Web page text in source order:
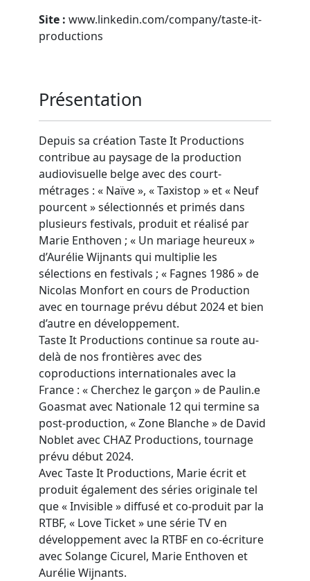
Site : www.linkedin.com/company/taste-it-
productions
Présentation
Depuis sa création Taste It Productions
contribue au paysage de la production
audiovisuelle belge avec des court-
métrages : « Naïve », « Taxistop » et « Neuf
pourcent » sélectionnés et primés dans
plusieurs festivals, produit et réalisé par
Marie Enthoven ; « Un mariage heureux »
d’Aurélie Wijnants qui multiplie les
sélections en festivals ; « Fagnes 1986 » de
Nicolas Monfort en cours de Production
avec en tournage prévu début 2024 et bien
d’autre en développement.
Taste It Productions continue sa route au-
delà de nos frontières avec des
coproductions internationales avec la
France : « Cherchez le garçon » de Paulin.e
Goasmat avec Nationale 12 qui termine sa
post-production, « Zone Blanche » de David
Noblet avec CHAZ Productions, tournage
prévu début 2024.
Avec Taste It Productions, Marie écrit et
produit également des séries originale tel
que « Invisible » diffusé et co-produit par la
RTBF, « Love Ticket » une série TV en
développement avec la RTBF en co-écriture
avec Solange Cicurel, Marie Enthoven et
Aurélie Wijnants.